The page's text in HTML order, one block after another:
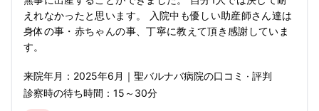
えれなかったと思います。 入院中も優しい助産師さん達は
身体の事・赤ちゃんの事、丁寧に教えて頂き感謝していま
す。
来院年月： 2025年6月 ｜ 聖バルナバ病院の口コミ · 評判
診察時の待ち時間： 15～30分